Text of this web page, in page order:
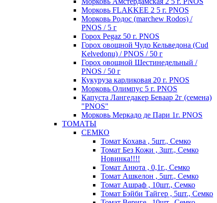
Морковь FLAKKEE 2 5 г. PNOS
Морковь Родос (marchew Rodos) /
PNOS / 5 г
Горох Pegaz 50 г. PNOS
Горох овощной Чудо Кельведона (Cud
Kelvedonu) / PNOS / 50 г
Горох овощной Шестинедельный /
PNOS / 50 г
Кукуруза карликовая 20 г. PNOS
Морковь Олимпус 5 г. PNOS
Капуста Лангедакер Беваар 2г (семена)
"PNOS"
Морковь Меркадо де Пари 1г. PNOS
ТОМАТЫ
СЕМКО
Томат Кохава , 5шт., Семко
Томат Без Кожи , 3шт., Семко
Новинка!!!!
Томат Анюта , 0,1г., Семко
Томат Ашкелон , 5шт., Семко
Томат Ашраф , 10шт., Семко
Томат Бэйби Тайгер , 5шт., Семко